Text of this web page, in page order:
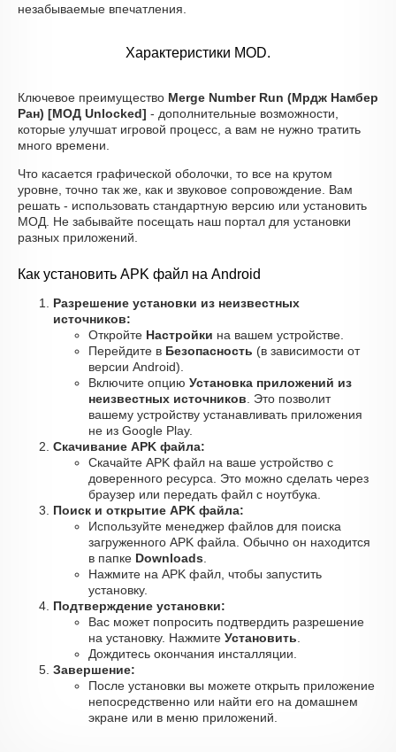
незабываемые впечатления.
Характеристики MOD.
Ключевое преимущество Merge Number Run (Мрдж Намбер
Ран) [МОД Unlocked] - дополнительные возможности,
которые улучшат игровой процесс, а вам не нужно тратить
много времени.
Что касается графической оболочки, то все на крутом
уровне, точно так же, как и звуковое сопровождение. Вам
решать - использовать стандартную версию или установить
МОД. Не забывайте посещать наш портал для установки
разных приложений.
Как установить APK файл на Android
Разрешение установки из неизвестных
источников:
Откройте Настройки на вашем устройстве.
Перейдите в Безопасность (в зависимости от
версии Android).
Включите опцию Установка приложений из
неизвестных источников . Это позволит
вашему устройству устанавливать приложения
не из Google Play.
Скачивание APK файла:
Скачайте APK файл на ваше устройство с
доверенного ресурса. Это можно сделать через
браузер или передать файл с ноутбука.
Поиск и открытие APK файла:
Используйте менеджер файлов для поиска
загруженного APK файла. Обычно он находится
в папке Downloads
Нажмите на APK файл, чтобы запустить
установку.
Подтверждение установки:
Вас может попросить подтвердить разрешение
на установку. Нажмите Установить
Дождитесь окончания инсталляции.
Завершение:
После установки вы можете открыть приложение
непосредственно или найти его на домашнем
экране или в меню приложений.